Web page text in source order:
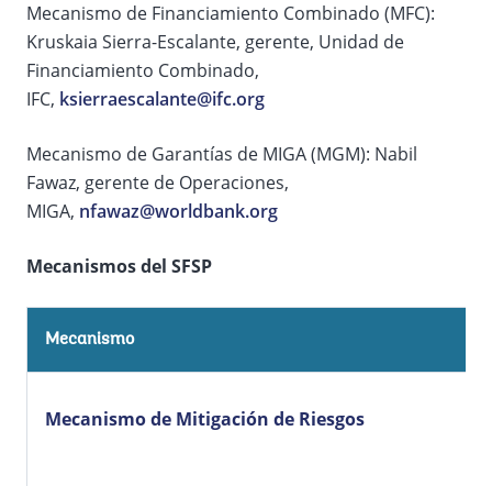
Mecanismo de Financiamiento Combinado (MFC):
Kruskaia Sierra-Escalante, gerente, Unidad de
Financiamiento Combinado,
IFC, ksierraescalante@ifc.org
Mecanismo de Garantías de MIGA (MGM): Nabil
Fawaz, gerente de Operaciones,
MIGA, nfawaz@worldbank.org
Mecanismos del SFSP
Mecanismo
Mecanismo de Mitigación de Riesgos